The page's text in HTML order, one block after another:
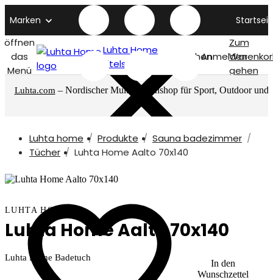
Marken
öffnen
das
Menü
Luhta Home
titelseite
SuchenAnmelden
Zum
gehen
Luhta.com – Nordischer Multimarkenshop für Sport, Outdoor und
Luhta home Produkte
Sauna badezimmer
Tücher
Luhta Home Aalto 70x140
In den
Wunschzettel
LUHTA HOME
Luhta Home Aalto 70x140
Luhta Home Badetuch